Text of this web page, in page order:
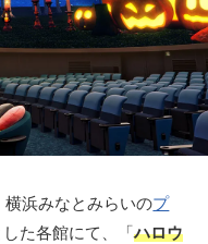
浜みなとみらいのプ
した各館にて、「ハロウ